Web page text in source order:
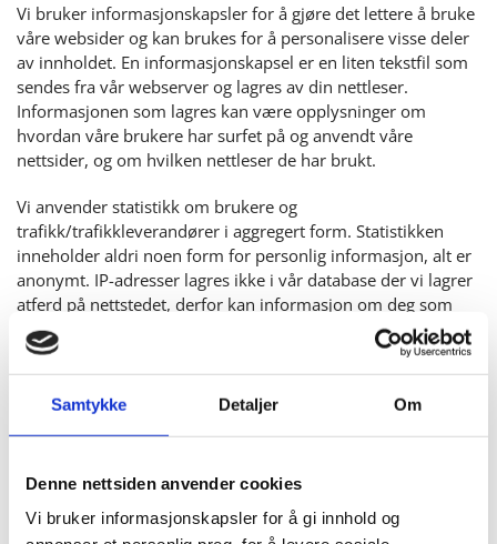
Samtykke Detaljer Om
Denne nettsiden anvender cookies
Vi bruker informasjonskapsler for å gi innhold og
Vi bruker informasjonskapsler for å gjøre det lettere å bruke
våre websider og kan brukes for å personalisere visse deler
av innholdet. En informasjonskapsel er en liten tekstfil som
sendes fra vår webserver og lagres av din nettleser.
Informasjonen som lagres kan være opplysninger om
hvordan våre brukere har surfet på og anvendt våre
nettsider, og om hvilken nettleser de har brukt.
Vi anvender statistikk om brukere og
trafikk/trafikkleverandører i aggregert form. Statistikken
inneholder aldri noen form for personlig informasjon, alt er
anonymt. IP-adresser lagres ikke i vår database der vi lagrer
atferd på nettstedet, derfor kan informasjon om deg som
bruker aldri kobles sammen med din identitet. Din IP-
adresse lagres av sikkerhetsmessige årsaker bare i de
tilfeller du selv aktivt registrerer deg på nettstedet.
Utvikle og forbedre nettstedet gjennom å forstå